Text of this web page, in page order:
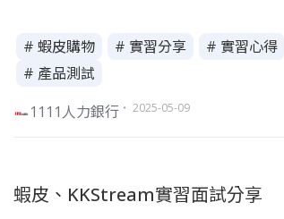
# 蝦皮購物 # 實習分享 # 實習心得
# 產品測試
1111人力銀行 ・ 2025-05-09
蝦皮、KKStream實習面試分享